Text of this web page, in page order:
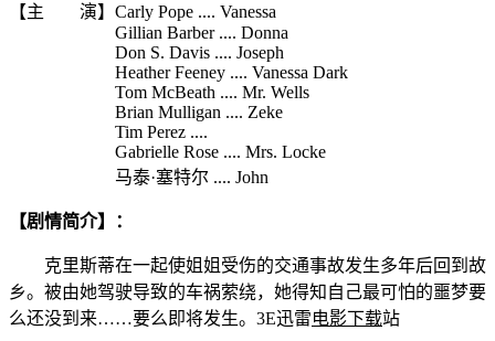
【主 演】Carly Pope .... Vanessa
Gillian Barber .... Donna
Don S. Davis .... Joseph
Heather Feeney .... Vanessa Dark
Tom McBeath .... Mr. Wells
Brian Mulligan .... Zeke
Tim Perez ....
Gabrielle Rose .... Mrs. Locke
马泰·塞特尔 .... John
【剧情简介】：
克里斯蒂在一起使姐姐受伤的交通事故发生多年后回到故
乡。被由她驾驶导致的车祸萦绕，她得知自己最可怕的噩梦要
么还没到来……要么即将发生。3E迅雷电影下载站